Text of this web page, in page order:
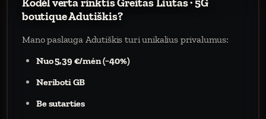
boutique Adutiškis?
Mano paslauga Adutiškis turi unikalius privalumus:
Nuo 5,39 €/mėn (−40%)
Neriboti GB
Be sutarties